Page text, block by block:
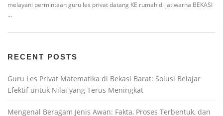
melayani permintaan guru les privat datang KE rumah di jatiwarna BEKASI
…
RECENT POSTS
Guru Les Privat Matematika di Bekasi Barat: Solusi Belajar
Efektif untuk Nilai yang Terus Meningkat
Mengenal Beragam Jenis Awan: Fakta, Proses Terbentuk, dan